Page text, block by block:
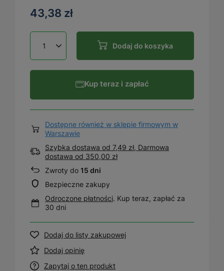
43,38 zł
Dodaj do koszyka
Kup teraz i zapłać
Dostępne również w sklepie firmowym w
Warszawie
Szybka dostawa od 7,49 zł, Darmowa
dostawa od 350,00 zł
Zwroty do 15 dni
Bezpieczne zakupy
Odroczone płatności. Kup teraz, zapłać za
30 dni
Dodaj do listy zakupowej
Dodaj opinię
Zapytaj o ten produkt